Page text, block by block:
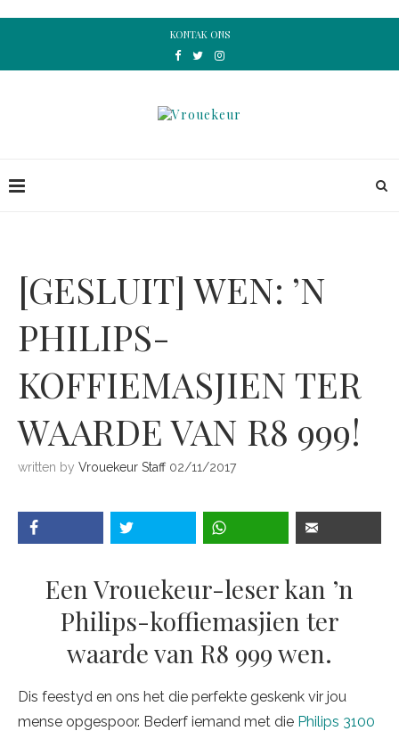
KONTAK ONS
[GESLUIT] WEN: ’N
PHILIPS-
KOFFIEMASJIEN TER
WAARDE VAN R8 999!
written by Vrouekeur Staff 02/11/2017
Een Vrouekeur-leser kan ’n
Philips-koffiemasjien ter
waarde van R8 999 wen.
Dis feestyd en ons het die perfekte geskenk vir jou
mense opgespoor. Bederf iemand met die Philips 3100